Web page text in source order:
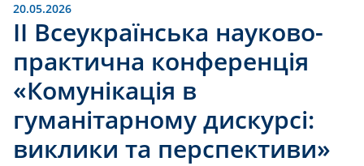
20.05.2026
ІІ Всеукраїнська науково-
практична конференція
«Комунікація в
гуманітарному дискурсі:
виклики та перспективи»